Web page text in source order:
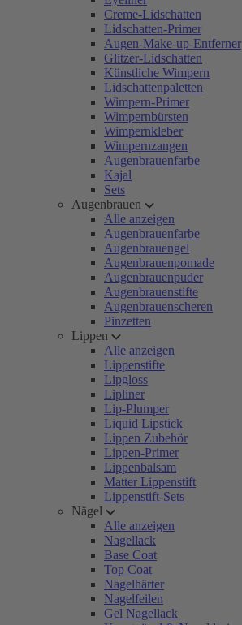
Creme-Lidschatten
Lidschatten-Primer
Augen-Make-up-Entferner
Glitzer-Lidschatten
Künstliche Wimpern
Lidschattenpaletten
Wimpern-Primer
Wimpernbürsten
Wimpernkleber
Wimpernzangen
Augenbrauenfarbe
Kajal
Sets
Augenbrauen
Alle anzeigen
Augenbrauenfarbe
Augenbrauengel
Augenbrauenpomade
Augenbrauenpuder
Augenbrauenstifte
Augenbrauenscheren
Pinzetten
Lippen
Alle anzeigen
Lippenstifte
Lipgloss
Lipliner
Lip-Plumper
Liquid Lipstick
Lippen Zubehör
Lippen-Primer
Lippenbalsam
Matter Lippenstift
Lippenstift-Sets
Nägel
Alle anzeigen
Nagellack
Base Coat
Top Coat
Nagelhärter
Nagelfeilen
Gel Nagellack